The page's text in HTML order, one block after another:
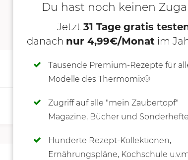
SCHREIBE NEUE NOTIZ
Du hast noch keinen
Jetzt 31 Tage gratis
danach nur 4,99€/Monat im
Tausende Premium-Rezepte für
Modelle des Thermomix®
Zugriff auf alle "mein Zaubertopf"
Magazine, Bücher und
Hunderte Rezept-Kollektionen,
Ernährungspläne, Kochschule